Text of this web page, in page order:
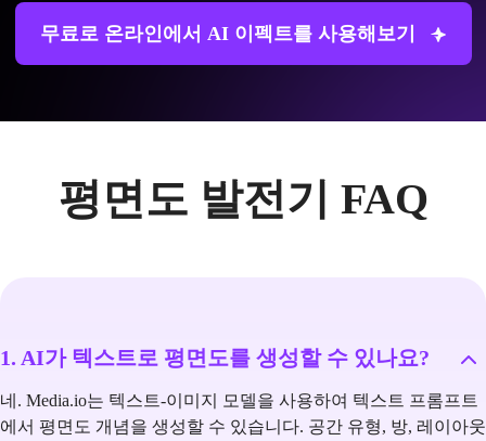
무료로 온라인에서 AI 이펙트를 사용해보기
평면도 발전기 FAQ
1. AI가 텍스트로 평면도를 생성할 수 있나요?
네. Media.io는 텍스트-이미지 모델을 사용하여 텍스트 프롬프트
에서 평면도 개념을 생성할 수 있습니다. 공간 유형, 방, 레이아웃